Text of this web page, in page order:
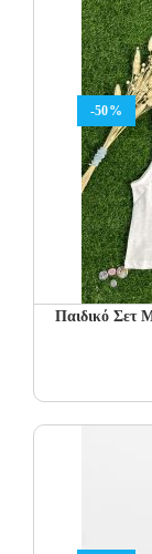
-50%
Παιδικό Σετ